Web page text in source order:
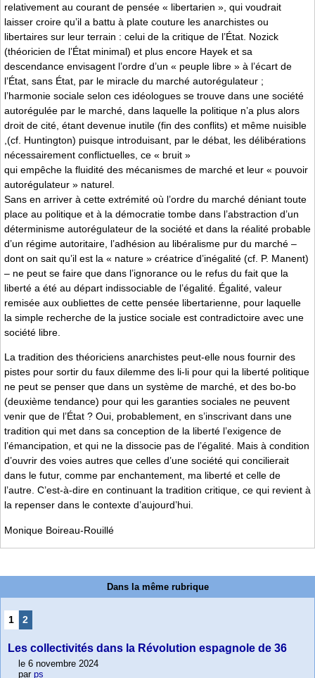
relativement au courant de pensée « libertarien », qui voudrait
laisser croire qu’il a battu à plate couture les anarchistes ou
libertaires sur leur terrain : celui de la critique de l’État. Nozick
(théoricien de l’État minimal) et plus encore Hayek et sa
descendance envisagent l’ordre d’un « peuple libre » à l’écart de
l’État, sans État, par le miracle du marché autorégulateur ;
l’harmonie sociale selon ces idéologues se trouve dans une société
autorégulée par le marché, dans laquelle la politique n’a plus alors
droit de cité, étant devenue inutile (fin des conflits) et même nuisible
,(cf. Huntington) puisque introduisant, par le débat, les délibérations
nécessairement conflictuelles, ce « bruit »
qui empêche la fluidité des mécanismes de marché et leur « pouvoir
autorégulateur » naturel.
Sans en arriver à cette extrémité où l’ordre du marché déniant toute
place au politique et à la démocratie tombe dans l’abstraction d’un
déterminisme autorégulateur de la société et dans la réalité probable
d’un régime autoritaire, l’adhésion au libéralisme pur du marché –
dont on sait qu’il est la « nature » créatrice d’inégalité (cf. P. Manent)
– ne peut se faire que dans l’ignorance ou le refus du fait que la
liberté a été au départ indissociable de l’égalité. Égalité, valeur
remisée aux oubliettes de cette pensée libertarienne, pour laquelle
la simple recherche de la justice sociale est contradictoire avec une
société libre.
La tradition des théoriciens anarchistes peut-elle nous fournir des
pistes pour sortir du faux dilemme des li-li pour qui la liberté politique
ne peut se penser que dans un système de marché, et des bo-bo
(deuxième tendance) pour qui les garanties sociales ne peuvent
venir que de l’État ? Oui, probablement, en s’inscrivant dans une
tradition qui met dans sa conception de la liberté l’exigence de
l’émancipation, et qui ne la dissocie pas de l’égalité. Mais à condition
d’ouvrir des voies autres que celles d’une société qui concilierait
dans le futur, comme par enchantement, ma liberté et celle de
l’autre. C’est-à-dire en continuant la tradition critique, ce qui revient à
la repenser dans le contexte d’aujourd’hui.
Monique Boireau-Rouillé
Dans la même rubrique
1 2
Les collectivités dans la Révolution espagnole de 36
le 6 novembre 2024
par ps